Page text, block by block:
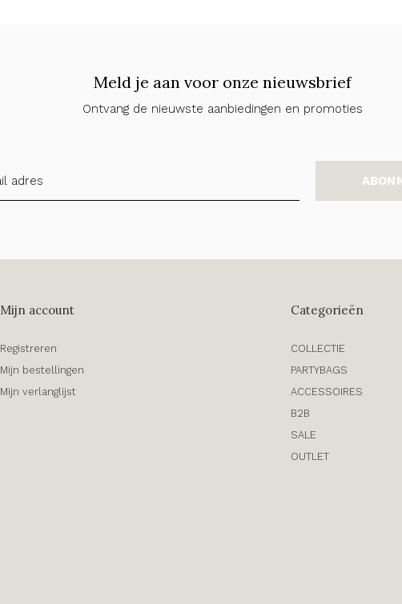
Meld je aan voor onze nieuwsbrief
Ontvang de nieuwste aanbiedingen en promoties
Mijn account
Registreren
Mijn bestellingen
Mijn verlanglijst
Categorieën
COLLECTIE
PARTYBAGS
ACCESSOIRES
B2B
SALE
OUTLET